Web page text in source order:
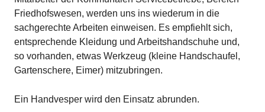
Friedhofswesen, werden uns ins wiederum in die
sachgerechte Arbeiten einweisen. Es empfiehlt sich,
entsprechende Kleidung und Arbeitshandschuhe und,
so vorhanden, etwas Werkzeug (kleine Handschaufel,
Gartenschere, Eimer) mitzubringen.
Ein Handvesper wird den Einsatz abrunden.